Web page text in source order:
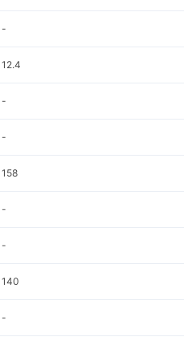
-
12.4
-
-
158
-
-
140
-